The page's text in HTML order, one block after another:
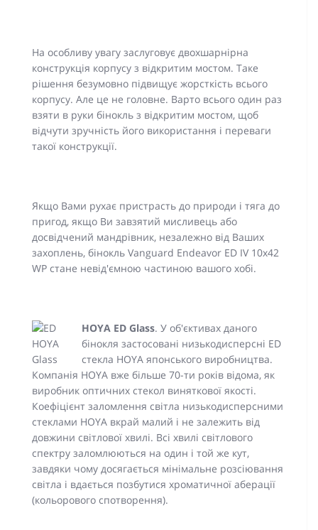
На особливу увагу заслуговує двохшарнірна
конструкція корпусу з відкритим мостом. Таке
рішення безумовно підвищує жорсткість всього
корпусу. Але це не головне. Варто всього один раз
взяти в руки бінокль з відкритим мостом, щоб
відчути зручність його використання і переваги
такої конструкції.
Якщо Вами рухає пристрасть до природи і тяга до
пригод, якщо Ви завзятий мисливець або
досвідчений мандрівник, незалежно від Ваших
захоплень, бінокль Vanguard Endeavor ED IV 10x42
WP стане невід'ємною частиною вашого хобі.
HOYA ED Glass. У об'єктивах даного
бінокля застосовані низькодисперсні ED
стекла HOYA японського виробництва.
Компанія HOYA вже більше 70-ти років відома, як
виробник оптичних стекол виняткової якості.
Коефіцієнт заломлення світла низькодисперсними
стеклами HOYA вкрай малий і не залежить від
довжини світлової хвилі. Всі хвилі світлового
спектру заломлюються на один і той же кут,
завдяки чому досягається мінімальне розсіювання
світла і вдається позбутися хроматичної аберації
(кольорового спотворення).